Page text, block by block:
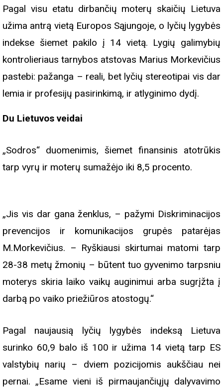
Pagal visu etatu dirbančių moterų skaičių Lietuva
užima antrą vietą Europos Sąjungoje, o lyčių lygybės
indekse šiemet pakilo į 14 vietą. Lygių galimybių
kontrolieriaus tarnybos atstovas Marius Morkevičius
pastebi: pažanga – reali, bet lyčių stereotipai vis dar
lemia ir profesijų pasirinkimą, ir atlyginimo dydį.
Du Lietuvos veidai
„Sodros“ duomenimis, šiemet finansinis atotrūkis
tarp vyrų ir moterų sumažėjo iki 8,5 procento.
„Jis vis dar gana ženklus, – pažymi Diskriminacijos
prevencijos ir komunikacijos grupės patarėjas
M.Morkevičius. – Ryškiausi skirtumai matomi tarp
28-38 metų žmonių – būtent tuo gyvenimo tarpsniu
moterys skiria laiko vaikų auginimui arba sugrįžta į
darbą po vaiko priežiūros atostogų.“
Pagal naujausią lyčių lygybės indeksą Lietuva
surinko 60,9 balo iš 100 ir užima 14 vietą tarp ES
valstybių narių – dviem pozicijomis aukščiau nei
pernai. „Esame vieni iš pirmaujančiųjų dalyvavimo